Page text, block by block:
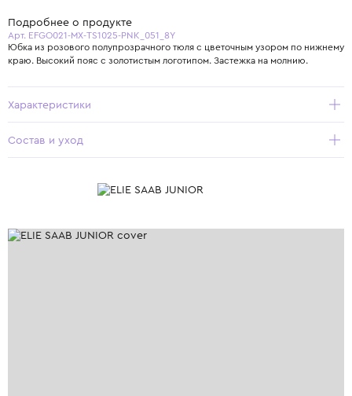
Подробнее о продукте
Арт. EFGO021-MX-TS1025-PNK_051_8Y
Юбка из розового полупрозрачного тюля с цветочным узором по нижнему
краю. Высокий пояс с золотистым логотипом. Застежка на молнию.
Характеристики
Состав и уход